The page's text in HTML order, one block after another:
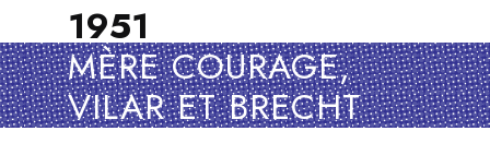
1951
MÈRE COURAGE,
VILAR ET BRECHT